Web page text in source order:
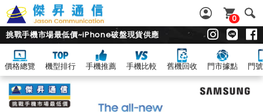
0
挑戰手機市場最低價~iPhone破盤現貨供應
價格總覽 機型排行 手機推薦 手機比較 舊機回收 門市據點 門